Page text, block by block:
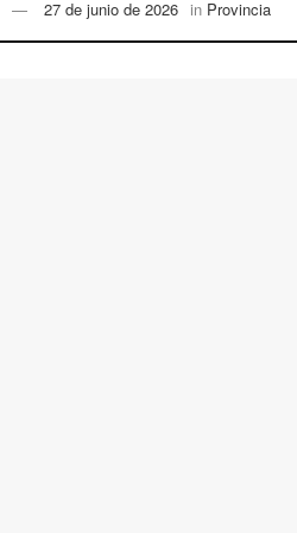
27 de junio de 2026 in Provincia